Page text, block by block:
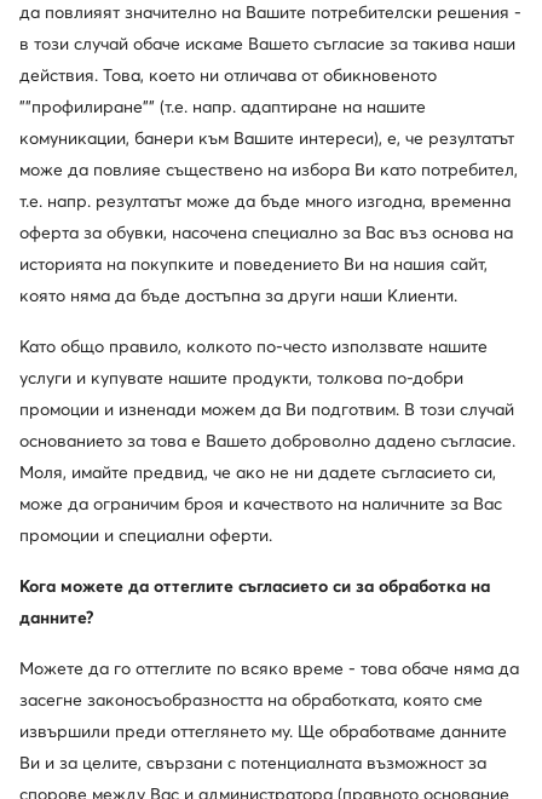
Един клуб, предимства на много места.
Промоции само за членовете на клуба, удължен
срок за връщане и много повече. Отключете
MODIVOclub GOLD и получавайте
възстановяване на средства при всяка покупка!
Използвайте MODIVOclub Научете повече
Отстъпки само
за членовете на клуба
30 дни за връщане за членовете на клуба
14 дни за останалите
онлайн, стационарно, през цялата година
Кешбекът се комбинира с всяка
промоция и разпродажба
Изтеглете приложение
да повлияят значително на Вашите потребителски решения -
в този случай обаче искаме Вашето съгласие за такива наши
действия. Това, което ни отличава от обикновеното
""профилиране"" (т.е. напр. адаптиране на нашите
комуникации, банери към Вашите интереси), е, че резултатът
може да повлияе съществено на избора Ви като потребител,
т.е. напр. резултатът може да бъде много изгодна, временна
оферта за обувки, насочена специално за Вас въз основа на
историята на покупките и поведението Ви на нашия сайт,
която няма да бъде достъпна за други наши Клиенти.
Като общо правило, колкото по-често използвате нашите
услуги и купувате нашите продукти, толкова по-добри
промоции и изненади можем да Ви подготвим. В този случай
основанието за това е Вашето доброволно дадено съгласие.
Моля, имайте предвид, че ако не ни дадете съгласието си,
може да ограничим броя и качеството на наличните за Вас
промоции и специални оферти.
Кога можете да оттеглите съгласието си за обработка на
данните?
Можете да го оттеглите по всяко време - това обаче няма да
засегне законосъобразността на обработката, която сме
извършили преди оттеглянето му. Ще обработваме данните
Ви и за целите, свързани с потенциалната възможност за
спорове между Вас и администратора (правното основание